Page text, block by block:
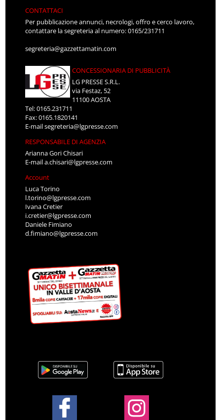
CONTATTACI
Per pubblicazione annunci, necrologi, offro e cerco lavoro,
contattare la segreteria al numero: 0165/231711
segreteria@gazzettamatin.com
CONCESSIONARIA DI PUBBLICITÀ
LG PRESSE S.R.L.
via Festaz, 52
11100 AOSTA
Tel: 0165.231711
Fax: 0165.1820141
E-mailsegreteria@lgpresse.com
RESPONSABILE DI AGENZIA
Arianna Gori Chisari
E-maila.chisari@lgpresse.com
Account
Luca Torino
l.torino@lgpresse.com
Ivana Cretier
i.cretier@lgpresse.com
Daniele Fimiano
d.fimiano@lgpresse.com